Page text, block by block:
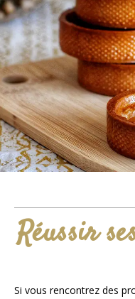
Réussir
Si vous rencontrez des